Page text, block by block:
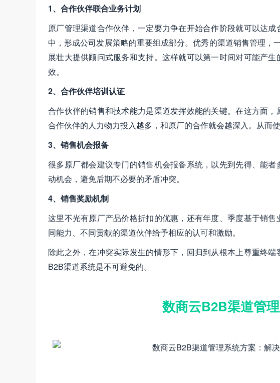
1、合作伙伴联合业务计划
原厂管理渠道合作伙伴，一定要力争在开始合作阶段就可以达
中，形成公司发展策略的重要组成部分。优秀的渠道销售管理，
展壮大提供顾问式服务和支持。这样就可以第一时间对可能产
效。
2、合作伙伴培训认证
合作伙伴的销售和技术能力是渠道发挥效能的关键。在这方面
合作伙伴的人力物力投入越多，和原厂的合作就会越深入。从而
3、销售机会报备
很多原厂都会建议专门的销售机会报备系统，以先到先得、能
动机会，避免后期不必要的矛盾冲突。
4、销售奖励机制
这里不光有原厂产品价格折扣的优惠，还有年度、季度基于销
同能力、不同贡献的渠道伙伴给予相应的认可和激励。
除此之外，在冲突实际发生的情形下，回归到从根本上尊重终
B2B渠道系统是不可避免的。
数商云B2B渠道管